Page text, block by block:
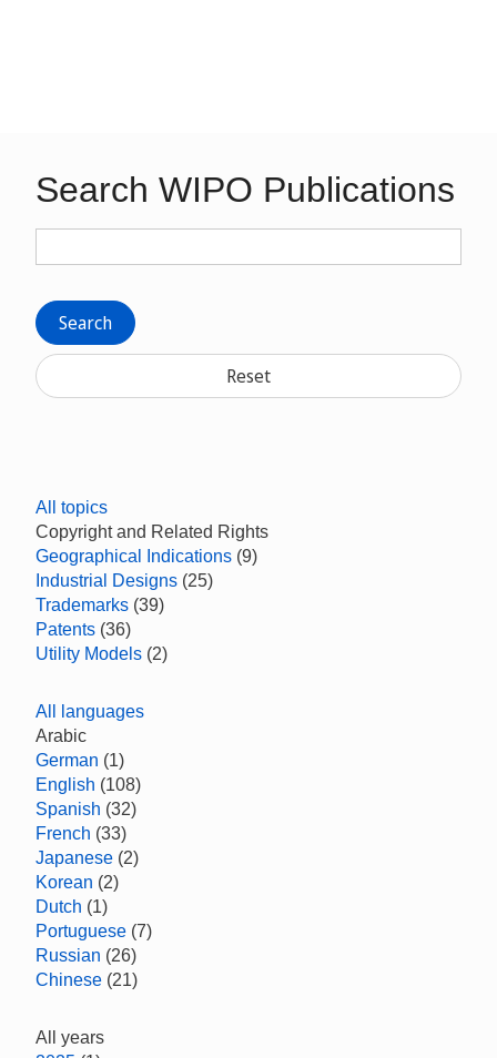
Search WIPO Publications
Search
Reset
All topics
Copyright and Related Rights
Geographical Indications (9)
Industrial Designs (25)
Trademarks (39)
Patents (36)
Utility Models (2)
All languages
Arabic
German (1)
English (108)
Spanish (32)
French (33)
Japanese (2)
Korean (2)
Dutch (1)
Portuguese (7)
Russian (26)
Chinese (21)
All years